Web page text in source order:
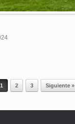
1 2 3 Siguiente »